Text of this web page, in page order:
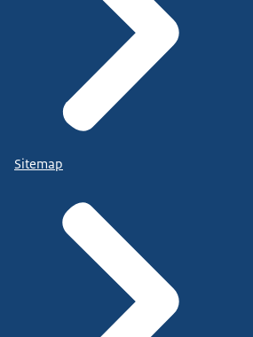
Sitemap